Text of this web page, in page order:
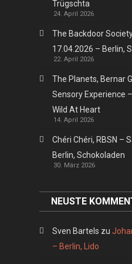
Trügschta
24. April 2026
The Backdoor
17.04.2026 – Berlin,
22. April 2026
The Planets, Bernar
Sensory Experience
Wild At Heart
14. April 2026
Chéri Chéri, RBSN –
Berlin, Schokoladen
30. März 2026
NEUSTE
Sven Bartels zu
– Berlin, Lido